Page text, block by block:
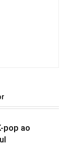
pop ao